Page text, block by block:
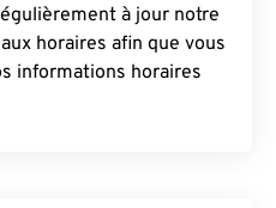
à jour notre
horaires afin que vous
informations horaires